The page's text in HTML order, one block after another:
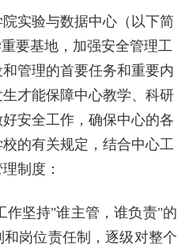
验与数据中心（以下简
要基地，加强安全管理工
管理的首要任务和重要内
才能保障中心教学、科研
安全工作，确保中心的各
的有关规定，结合中心工
制度：
作坚持"谁主管，谁负责"的
岗位责任制，逐级对整个